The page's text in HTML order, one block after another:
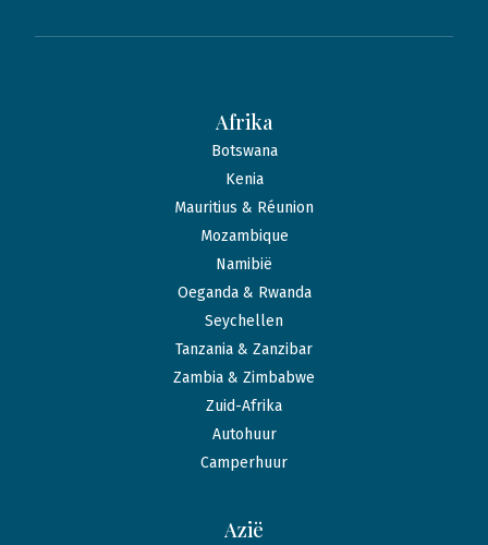
Afrika
Botswana
Kenia
Mauritius & Réunion
Mozambique
Namibië
Oeganda & Rwanda
Seychellen
Tanzania & Zanzibar
Zambia & Zimbabwe
Zuid-Afrika
Autohuur
Camperhuur
Azië